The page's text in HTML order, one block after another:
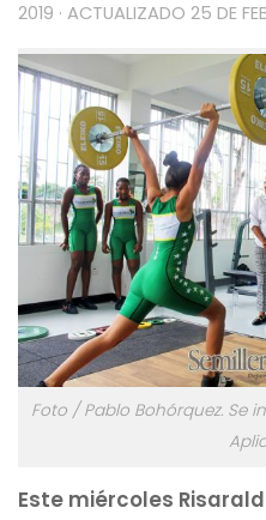
2019 · ACTUALIZADO 25 DE
Foto / Pablo Bohórquez. Se
Este miércoles